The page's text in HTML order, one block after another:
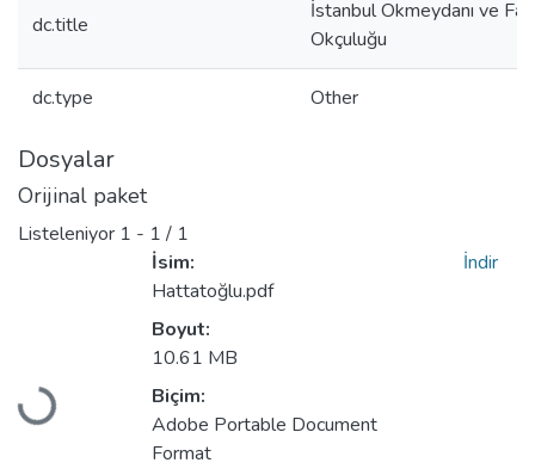
dc.title
İstanbul Okmeydanı ve
Okçuluğu
dc.type Other
Dosyalar
Orijinal paket
Listeleniyor 1 - 1 / 1
Yükleniyor...
İsim:
Hattatoğlu.pdf
Boyut:
10.61 MB
Biçim:
Adobe Portable Document
Format
İndir